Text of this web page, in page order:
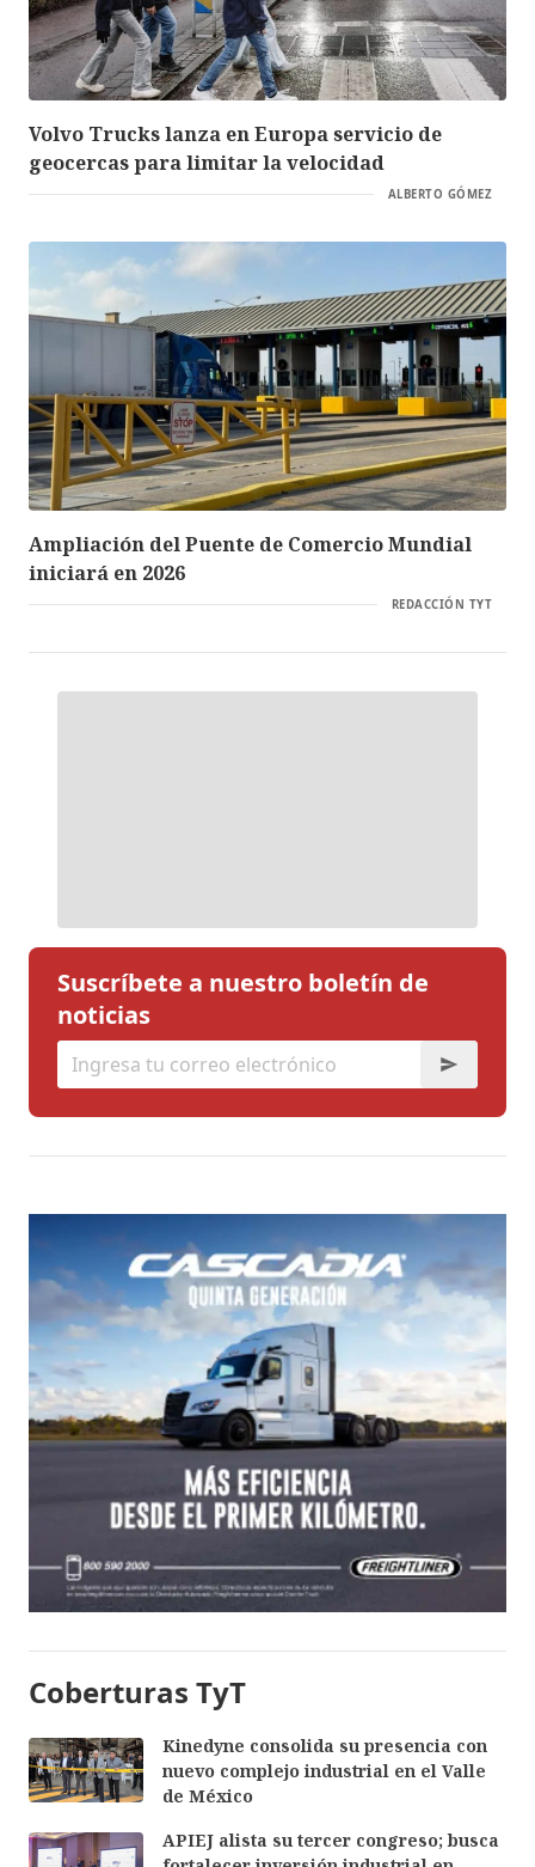
Volvo Trucks lanza en Europa servicio de
geocercas para limitar la velocidad
ALBERTO GÓMEZ
Ampliación del Puente de Comercio Mundial
iniciará en 2026
REDACCIÓN TYT
Suscríbete a nuestro boletín de
noticias
Coberturas TyT
Kinedyne consolida su presencia con
nuevo complejo industrial en el Valle
de México
APIEJ alista su tercer congreso; busca